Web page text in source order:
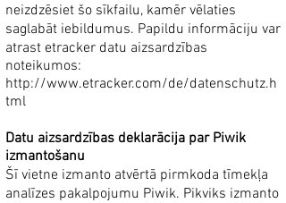
neizdzēsiet šo sīkfailu, kamēr vēlaties
saglabāt iebildumus. Papildu informāciju var
atrast etracker datu aizsardzības
noteikumos:
http://www.etracker.com/de/datenschutz.h
tml
Datu aizsardzības deklarācija par Piwik
izmantošanu
Šī vietne izmanto atvērtā pirmkoda tīmekļa
analīzes pakalpojumu Piwik. Pikviks izmanto